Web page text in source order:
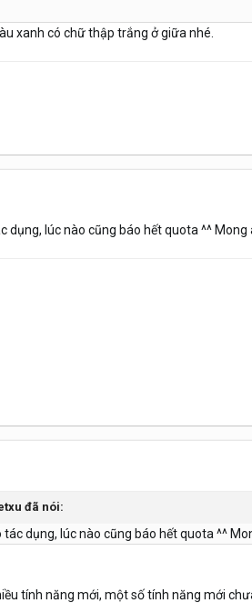
xanh có chữ thập trắng ở giữa nhé.
dụng, lúc nào cũng báo hết quota ^^
đã nói:
dụng, lúc nào cũng báo hết quota ^^
tính năng mới, một số tính năng mới